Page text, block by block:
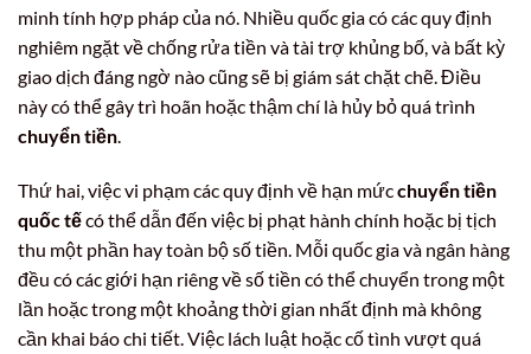
minh tính hợp pháp của nó. Nhiều quốc gia có các quy định
nghiêm ngặt về chống rửa tiền và tài trợ khủng bố, và bất kỳ
giao dịch đáng ngờ nào cũng sẽ bị giám sát chặt chẽ. Điều
này có thể gây trì hoãn hoặc thậm chí là hủy bỏ quá trình
chuyển tiền
Thứ hai, việc vi phạm các quy định về hạn mứcchuyển tiền
quốc tếcó thể dẫn đến việc bị phạt hành chính hoặc bị tịch
thu một phần hay toàn bộ số tiền. Mỗi quốc gia và ngân hàng
đều có các giới hạn riêng về số tiền có thể chuyển trong một
lần hoặc trong một khoảng thời gian nhất định mà không
cần khai báo chi tiết. Việc lách luật hoặc cố tình vượt quá